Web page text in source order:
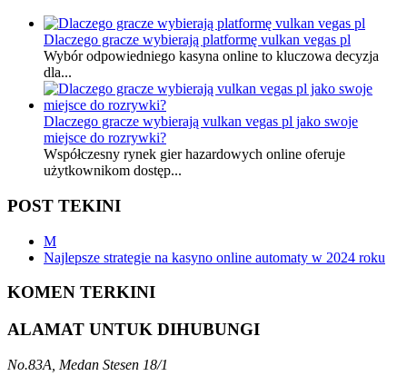
Dlaczego gracze wybierają platformę vulkan vegas pl
Wybór odpowiedniego kasyna online to kluczowa decyzja
dla...
Dlaczego gracze wybierają vulkan vegas pl jako swoje
miejsce do rozrywki?
Współczesny rynek gier hazardowych online oferuje
użytkownikom dostęp...
POST TEKINI
M
Najlepsze strategie na kasyno online automaty w 2024 roku
KOMEN TERKINI
ALAMAT UNTUK DIHUBUNGI
No.83A, Medan Stesen 18/1